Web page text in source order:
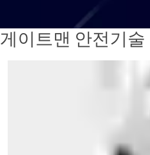
게이트맨 안전기술